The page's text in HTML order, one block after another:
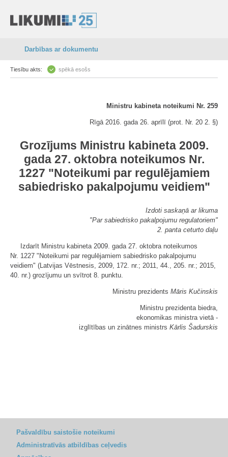
Darbības ar dokumentu
Tiesību akts: spēkā esošs
Ministru kabineta noteikumi Nr. 259
Rīgā 2016. gada 26. aprīlī (prot. Nr. 20 2. §)
Grozījums Ministru kabineta 2009.
gada 27. oktobra noteikumos Nr.
1227 "Noteikumi par regulējamiem
sabiedrisko pakalpojumu veidiem"
Izdoti saskaņā ar likuma
"Par sabiedrisko pakalpojumu regulatoriem"
2. panta ceturto daļu
Izdarīt Ministru kabineta 2009. gada 27. oktobra noteikumos
Nr. 1227 "Noteikumi par regulējamiem sabiedrisko pakalpojumu
veidiem" (Latvijas Vēstnesis, 2009, 172. nr.; 2011, 44., 205. nr.; 2015,
40. nr.) grozījumu un svītrot 8. punktu.
Ministru prezidents Māris Kučinskis
Ministru prezidenta biedra,
ekonomikas ministra vietā -
izglītības un zinātnes ministrs Kārlis Šadurskis
Pašvaldību saistošie noteikumi
Administratīvās atbildības ceļvedis